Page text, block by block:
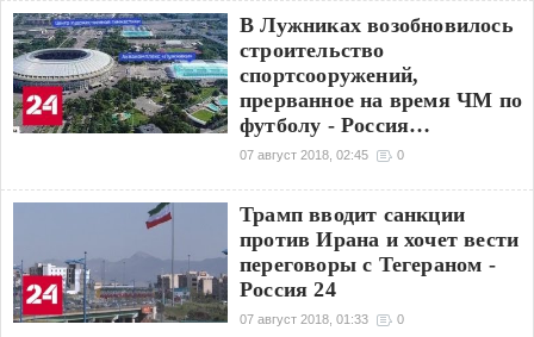
В Лужниках возобновилось
строительство
спортсооружений,
прерванное на время ЧМ по
футболу - Россия…
07 август 2018, 02:45 0
Трамп вводит санкции
против Ирана и хочет вести
переговоры с Тегераном -
Россия 24
07 август 2018, 01:33 0